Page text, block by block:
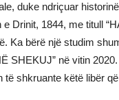
duke ndriçuar
Drinit, 1844, me titull
Ka bërë një studim
SHEKUJ” në vitin
shkruante këtë libër